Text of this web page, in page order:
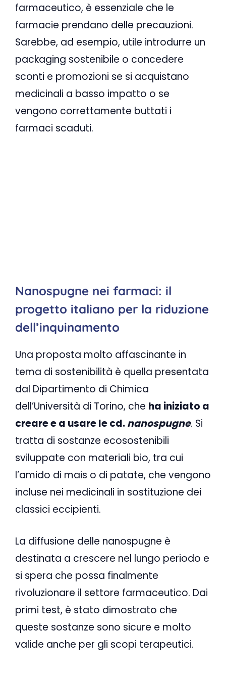
farmaceutico, è essenziale che le
farmacie prendano delle precauzioni.
Sarebbe, ad esempio, utile introdurre un
packaging sostenibile o concedere
sconti e promozioni se si acquistano
medicinali a basso impatto o se
vengono correttamente buttati i
farmaci scaduti.
Nanospugne nei farmaci: il
progetto italiano per la riduzione
dell’inquinamento
Una proposta molto affascinante in
tema di sostenibilità è quella presentata
dal Dipartimento di Chimica
dell’Università di Torino, che ha iniziato a
creare e a usare le cd.nanospugne. Si
tratta di sostanze ecosostenibili
sviluppate con materiali bio, tra cui
l’amido di mais o di patate, che vengono
incluse nei medicinali in sostituzione dei
classici eccipienti.
La diffusione delle nanospugne è
destinata a crescere nel lungo periodo e
si spera che possa finalmente
rivoluzionare il settore farmaceutico. Dai
primi test, è stato dimostrato che
queste sostanze sono sicure e molto
valide anche per gli scopi terapeutici.